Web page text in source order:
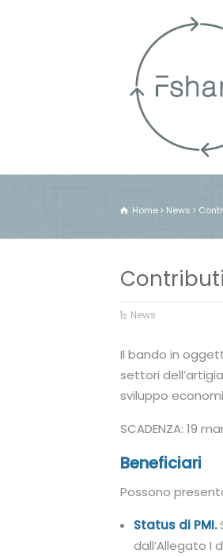
Home News
News
Il bando in
settori
sviluppo
SCADENZA: 19
Beneficiari
Possono
Status di PMI.
dall’Allegato I